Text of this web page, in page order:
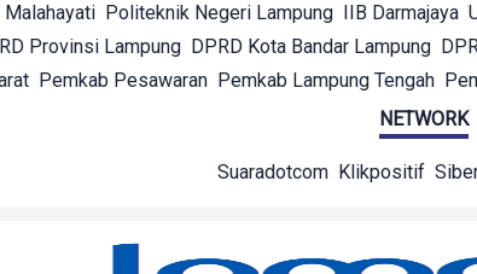
Politeknik Negeri Lampung IIB Darmajaya
Provinsi Lampung DPRD Kota Bandar Lampung
Pemkab Pesawaran Pemkab Lampung Tengah
NETWORK
Suaradotcom Klikpositif